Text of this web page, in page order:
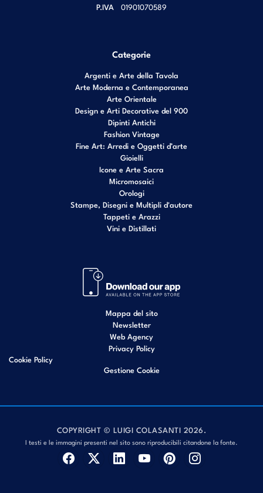
P.IVA 01901070589
Categorie
Argenti e Arte della Tavola
Arte Moderna e Contemporanea
Arte Orientale
Design e Arti Decorative del 900
Dipinti Antichi
Fashion Vintage
Fine Art: Arredi e Oggetti d’arte
Gioielli
Icone e Arte Sacra
Micromosaici
Orologi
Stampe, Disegni e Multipli d'autore
Tappeti e Arazzi
Vini e Distillati
Mappa del sito
Newsletter
Web Agency
Privacy Policy
Cookie Policy
Gestione Cookie
COPYRIGHT © LUIGI COLASANTI 2026.
I testi e le immagini presenti nel sito sono riproducibili citandone la fonte.